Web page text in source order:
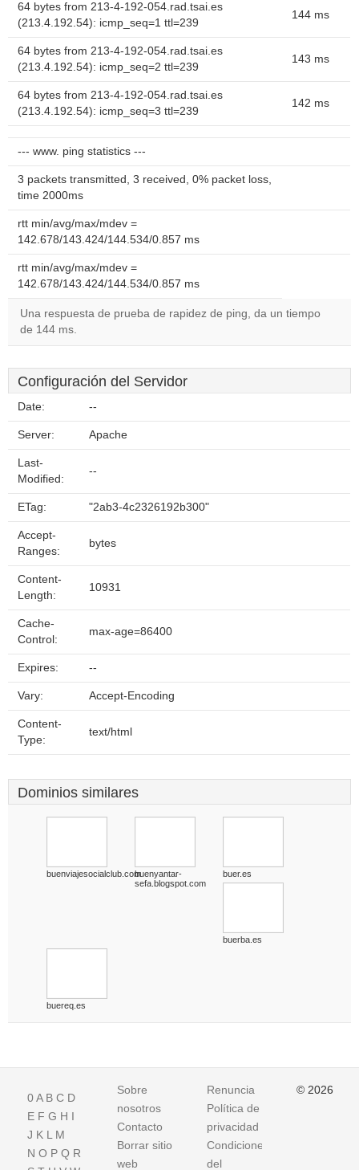
64 bytes from 213-4-192-054.rad.tsai.es
(213.4.192.54): icmp_seq=1 ttl=239
144 ms
64 bytes from 213-4-192-054.rad.tsai.es
(213.4.192.54): icmp_seq=2 ttl=239
143 ms
64 bytes from 213-4-192-054.rad.tsai.es
(213.4.192.54): icmp_seq=3 ttl=239
142 ms
--- www. ping statistics ---
3 packets transmitted, 3 received, 0% packet loss,
time 2000ms
rtt min/avg/max/mdev =
142.678/143.424/144.534/0.857 ms
rtt min/avg/max/mdev =
142.678/143.424/144.534/0.857 ms
Una respuesta de prueba de rapidez de ping, da un tiempo
de 144 ms.
Configuración del Servidor
Date: --
Server: Apache
Last-
Modified:
--
ETag: "2ab3-4c2326192b300"
Accept-
Ranges:
bytes
Content-
Length:
10931
Cache-
Control:
max-age=86400
Expires: --
Vary: Accept-Encoding
Content-
Type:
text/html
Dominios similares
buenviajesocialclub.combuenyantar-
sefa.blogspot.com
buer.es
buerba.es
buereq.es
0A B C D
E F G H I
J K L M
N O P Q R
Sobre
nosotros
Contacto
Borrar sitio
web
Renuncia
Política de
privacidad
Condiciones
del
© 2026